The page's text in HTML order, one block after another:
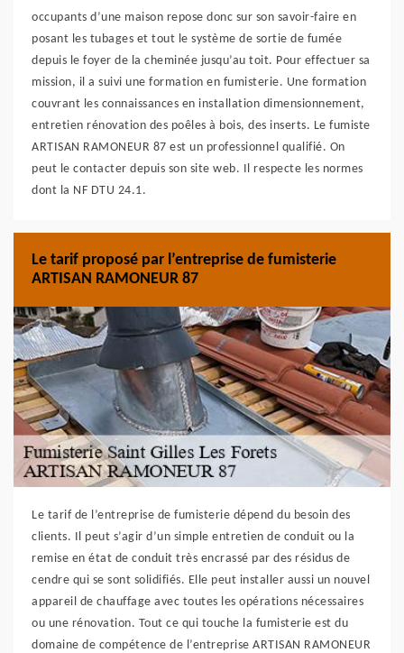
occupants d’une maison repose donc sur son savoir-faire en
posant les tubages et tout le système de sortie de fumée
depuis le foyer de la cheminée jusqu’au toit. Pour effectuer sa
mission, il a suivi une formation en fumisterie. Une formation
couvrant les connaissances en installation dimensionnement,
entretien rénovation des poêles à bois, des inserts. Le fumiste
ARTISAN RAMONEUR 87 est un professionnel qualifié. On
peut le contacter depuis son site web. Il respecte les normes
dont la NF DTU 24.1.
Le tarif proposé par l’entreprise de fumisterie
ARTISAN RAMONEUR 87
Le tarif de l’entreprise de fumisterie dépend du besoin des
clients. Il peut s’agir d’un simple entretien de conduit ou la
remise en état de conduit très encrassé par des résidus de
cendre qui se sont solidifiés. Elle peut installer aussi un nouvel
appareil de chauffage avec toutes les opérations nécessaires
ou une rénovation. Tout ce qui touche la fumisterie est du
domaine de compétence de l’entreprise ARTISAN RAMONEUR